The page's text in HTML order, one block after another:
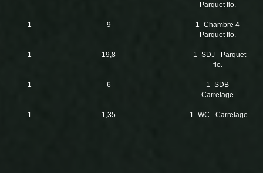
Parquet flo.
1 9
1- Chambre 4 -
Parquet flo.
1 19,8
1- SDJ - Parquet
flo.
1 6
1- SDB -
Carrelage
1 1,35 1- WC - Carrelage